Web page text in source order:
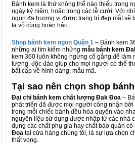
Bánh kem là thứ không thể nào thiếu trong
ngày kỷ niệm, hoặc trong các lễ cưới. Với
ngon đa hương vị được trang trí đẹp mắt sẽ
ta vô cùng hoàn hảo.
Shop bánh kem ngon Quận 1 – Bánh kem
những ai tìm kiếm những mẫu bánh kem
kem 360 luôn không ngừng cố gắng để làm
tượng, độc đáo giúp cho mọi người có thể
bất cấp về hình dáng, mẫu mã.
Tại sao nên chọn shop
Đại chỉ bánh kem chất lượng Đak Đoa –
phát triển đã được mọi người công nhận
trong mỗi chiếc bánh đều hòa quyện vào
nguyên liệu sử dụng được nhập từ các nhà
dụng các chất phụ gia hay chất bảo quản có
Đoa tại cửa hàng chúng tôi, là sự lựa chọn
thất vọng.